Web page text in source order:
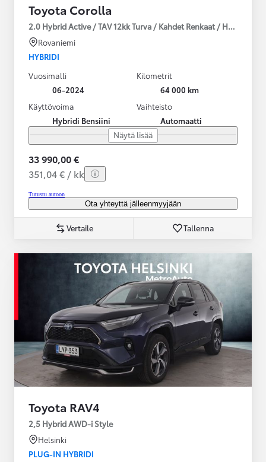
Toyota Corolla
2.0 Hybrid Active / TAV 12kk Turva / Kahdet Renkaat /
Rovaniemi
HYBRIDI
Vuosimalli
06-2024
Kilometrit
64 000 km
Käyttövoima
Hybridi Bensiini
Vaihteisto
Automaatti
Näytä lisää
33 990,00 €
351,04 € / kk
Tutustu autoon
Ota yhteyttä jälleenmyyjään
Vertaile Tallenna
Toyota RAV4
2,5 Hybrid AWD-i Style
Helsinki
PLUG-IN HYBRIDI